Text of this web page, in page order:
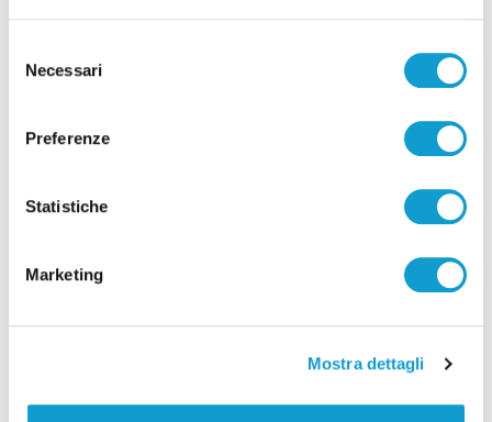
delNecessari
Preferenze
Statistiche
Marketing
Mostra dettagli